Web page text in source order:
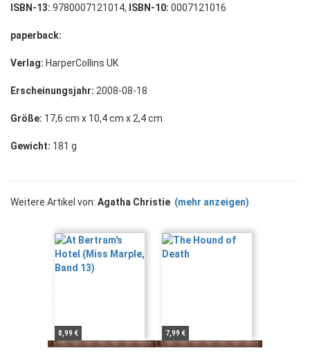
ISBN-13: 9780007121014, ISBN-10: 0007121016
paperback:
Verlag: HarperCollins UK
Erscheinungsjahr: 2008-08-18
Größe: 17,6 cm x 10,4 cm x 2,4 cm
Gewicht: 181 g
Weitere Artikel von: Agatha Christie (mehr anzeigen)
8,99 € 7,99 €